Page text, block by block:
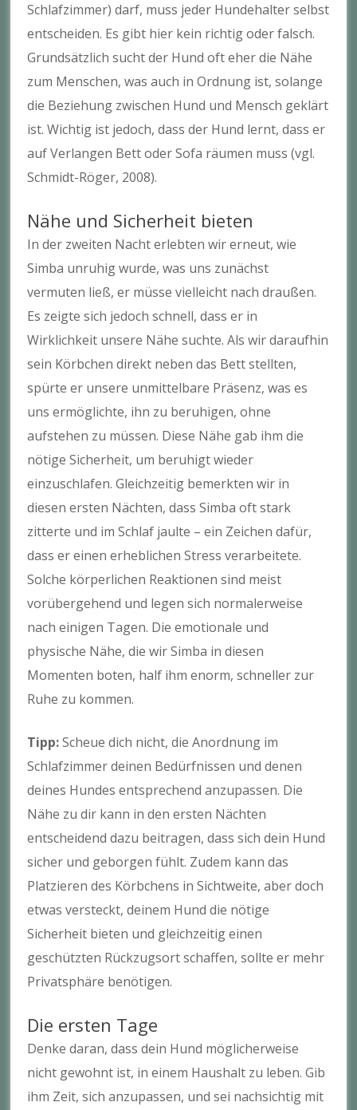
Schlafzimmer) darf, muss jeder Hundehalter selbst
entscheiden. Es gibt hier kein richtig oder falsch.
Grundsätzlich sucht der Hund oft eher die Nähe
zum Menschen, was auch in Ordnung ist, solange
die Beziehung zwischen Hund und Mensch geklärt
ist. Wichtig ist jedoch, dass der Hund lernt, dass er
auf Verlangen Bett oder Sofa räumen muss (vgl.
Schmidt-Röger, 2008).
Nähe und Sicherheit bieten
In der zweiten Nacht erlebten wir erneut, wie
Simba unruhig wurde, was uns zunächst
vermuten ließ, er müsse vielleicht nach draußen.
Es zeigte sich jedoch schnell, dass er in
Wirklichkeit unsere Nähe suchte. Als wir daraufhin
sein Körbchen direkt neben das Bett stellten,
spürte er unsere unmittelbare Präsenz, was es
uns ermöglichte, ihn zu beruhigen, ohne
aufstehen zu müssen. Diese Nähe gab ihm die
nötige Sicherheit, um beruhigt wieder
einzuschlafen. Gleichzeitig bemerkten wir in
diesen ersten Nächten, dass Simba oft stark
zitterte und im Schlaf jaulte – ein Zeichen dafür,
dass er einen erheblichen Stress verarbeitete.
Solche körperlichen Reaktionen sind meist
vorübergehend und legen sich normalerweise
nach einigen Tagen. Die emotionale und
physische Nähe, die wir Simba in diesen
Momenten boten, half ihm enorm, schneller zur
Ruhe zu kommen.
Tipp:Scheue dich nicht, die Anordnung im
Schlafzimmer deinen Bedürfnissen und denen
deines Hundes entsprechend anzupassen. Die
Nähe zu dir kann in den ersten Nächten
entscheidend dazu beitragen, dass sich dein Hund
sicher und geborgen fühlt. Zudem kann das
Platzieren des Körbchens in Sichtweite, aber doch
etwas versteckt, deinem Hund die nötige
Sicherheit bieten und gleichzeitig einen
geschützten Rückzugsort schaffen, sollte er mehr
Privatsphäre benötigen.
Die ersten Tage
Denke daran, dass dein Hund möglicherweise
nicht gewohnt ist, in einem Haushalt zu leben. Gib
ihm Zeit, sich anzupassen, und sei nachsichtig mit